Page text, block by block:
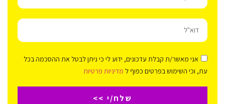
אני מאשר/ת קבלת עדכונים, ידוע לי כי ניתן לבטל את ההסכמה בכל
עת, וכי השימוש בפרטים כפוף ל מדיניות פרטיות
שלח/י >>